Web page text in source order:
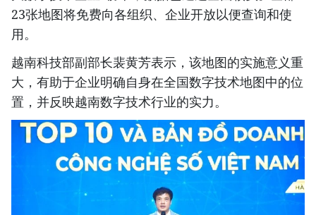
23张地图将免费向各组织、企业开放以便查询和使
用。
越南科技部副部长裴黄芳表示，该地图的实施意义重
大，有助于企业明确自身在全国数字技术地图中的位
置，并反映越南数字技术行业的实力。